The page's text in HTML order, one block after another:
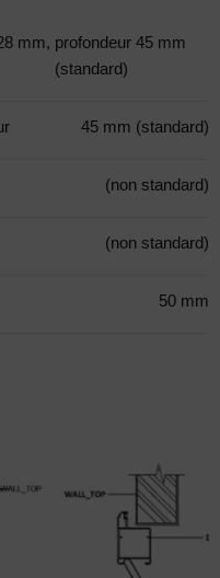
mm, profondeur 45 mm
(standard)
45 mm (standard)
(non standard)
(non standard)
50 mm